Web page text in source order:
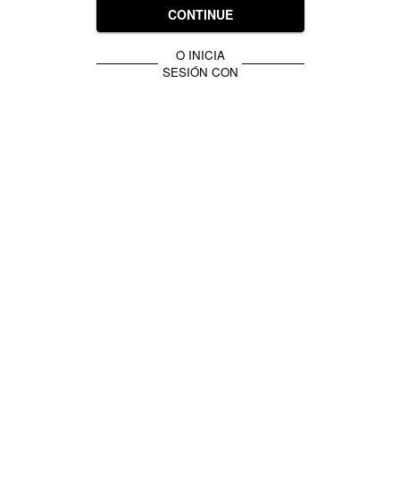
CONTINUE
O INICIA
SESIÓN CON